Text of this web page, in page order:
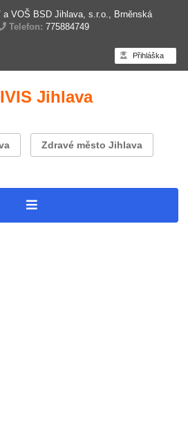
VOŠ BSD Jihlava, s.r.o., Brněnská
Telefon: 775884749
Přihláška
Jihlava
Zdravé město Jihlava